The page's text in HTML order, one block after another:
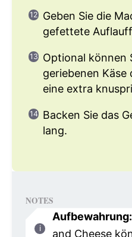
Geben Sie die
gefettete
Optional können
geriebenen
eine extra
Backen Sie das
lang.
NOTES
Aufbewahrung:
and Cheese